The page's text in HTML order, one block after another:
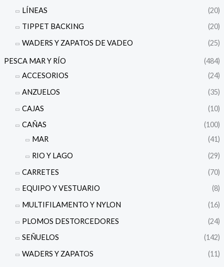
LÍNEAS
(20)
TIPPET BACKING
(20)
WADERS Y ZAPATOS DE VADEO
(25)
PESCA MAR Y RÍO
(484)
ACCESORIOS
(24)
ANZUELOS
(35)
CAJAS
(10)
CAÑAS
(100)
MAR
(41)
RIO Y LAGO
(29)
CARRETES
(70)
EQUIPO Y VESTUARIO
(8)
MULTIFILAMENTO Y NYLON
(16)
PLOMOS DESTORCEDORES
(24)
SEÑUELOS
(142)
WADERS Y ZAPATOS
(11)